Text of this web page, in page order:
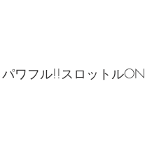
ワフル!!スロットルON